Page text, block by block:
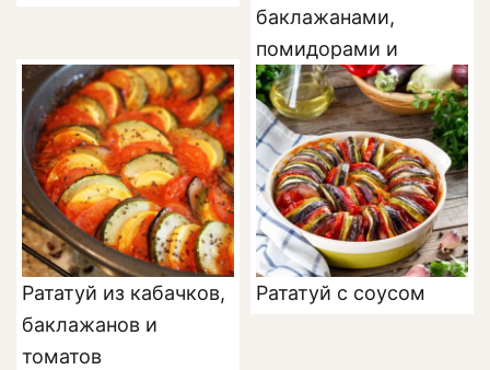
баклажанами,
помидорами и
перцем (рагу)
Рататуй из кабачков,
баклажанов и
томатов
Рататуй с соусом